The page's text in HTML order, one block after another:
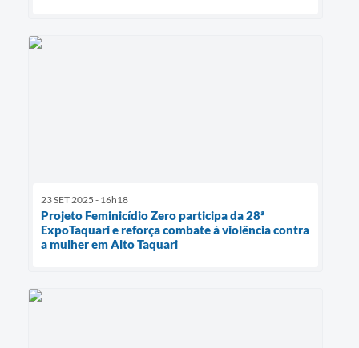
23 SET 2025 - 16h18
Projeto Feminicídio Zero participa da 28ª
ExpoTaquari e reforça combate à violência contra
a mulher em Alto Taquari